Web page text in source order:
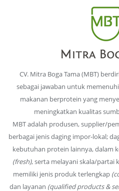
CV. Mitra Boga Tama (MBT)
sebagai jawaban untuk
makanan berprotein yang
meningkatkan kualitas
MBT adalah produsen, supplier/
berbagai jenis daging impor-lokal;
kebutuhan protein lainnya, dalam
(fresh), serta melayani skala/partai
memiliki jenis produk terlengkap
dan layanan (qualified products &